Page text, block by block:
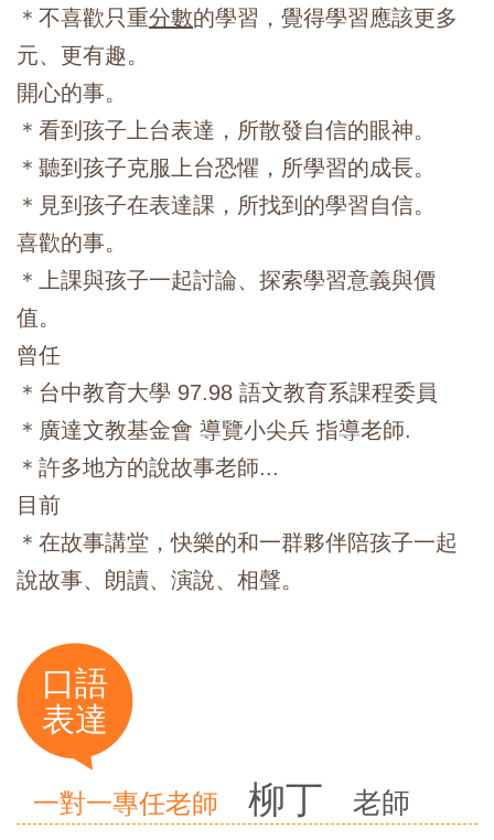
＊不喜歡只重分數的學習，覺得學習應該更多
元、更有趣。
開心的事。
＊看到孩子上台表達，所散發自信的眼神。
＊聽到孩子克服上台恐懼，所學習的成長。
＊見到孩子在表達課，所找到的學習自信。
喜歡的事。
＊上課與孩子一起討論、探索學習意義與價
值。
曾任
＊台中教育大學 97.98 語文教育系課程委員
＊廣達文教基金會 導覽小尖兵 指導老師.
＊許多地方的說故事老師...
目前​
＊在故事講堂，快樂的和一群夥伴陪孩子一起
說故事、朗讀、演說、相聲。
口語
表達
一對一專任老師 柳丁 老師